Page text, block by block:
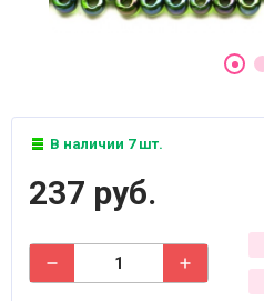
В наличии 7 шт.
237 руб.